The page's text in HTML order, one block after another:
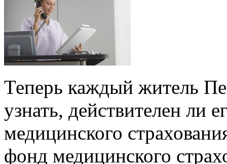
Теперь каждый житель
узнать, действителен ли
медицинского
фонд медицинского